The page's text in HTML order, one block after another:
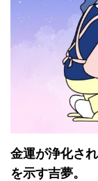
金運が浄化さ
を示す吉夢。